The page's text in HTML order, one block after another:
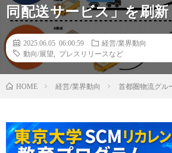
同配送サービス」を刷新
2025.06.05 06:00:59
経営/業界動向
動向/展望
プレスリリースなど
HOME 経営/業界動向 首都圏物流グル